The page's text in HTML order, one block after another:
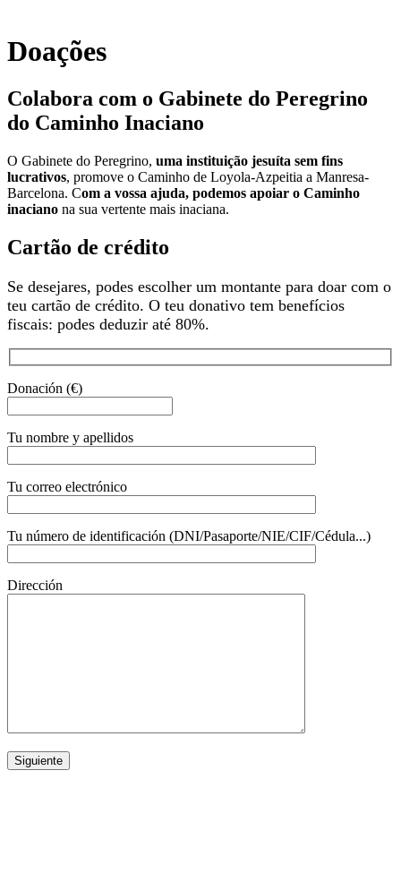
Doações
Colabora com o Gabinete do Peregrino
do Caminho Inaciano
O Gabinete do Peregrino, uma instituição jesuíta sem fins
lucrativos, promove o Caminho de Loyola-Azpeitia a Manresa-
Barcelona. Com a vossa ajuda, podemos apoiar o Caminho
inaciano na sua vertente mais inaciana.
Cartão de crédito
Se desejares, podes escolher um montante para doar com o
teu cartão de crédito. O teu donativo tem benefícios
fiscais: podes deduzir até 80%.
Donación (€)
Tu nombre y apellidos
Tu correo electrónico
Tu número de identificación (DNI/Pasaporte/NIE/CIF/Cédula...)
Dirección